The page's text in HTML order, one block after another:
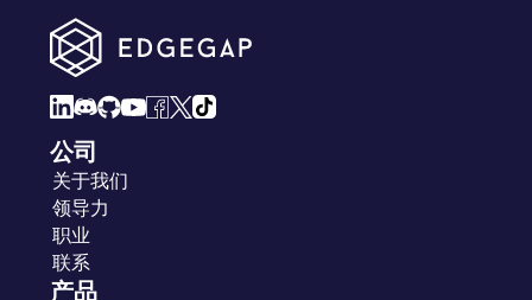
公司
关于我们
领导力
职业
联系
产品